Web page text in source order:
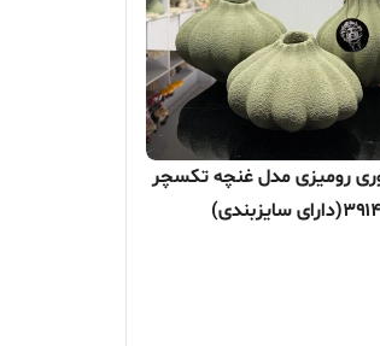
گلدان دکوری رومیزی مدل غنچه تکسچر